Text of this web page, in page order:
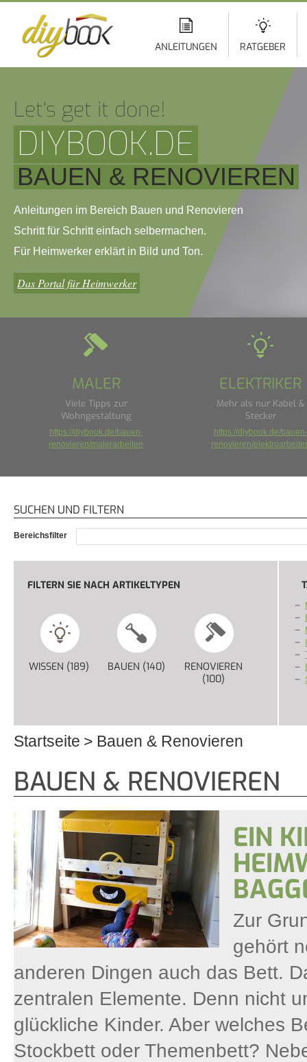
ANLEITUNGEN RATGEBER
Let‘s get it done!
DIYBOOK.DE
BAUEN & RENOVIEREN
Anleitungen im Bereich Bauen und Renovieren
Schritt für Schritt einfach selbermachen.
Für Heimwerker erklärt in Bild und Ton.
Das Portal für Heimwerker
MALER
Viele Tipps zur
Wohngestaltung
https://diybook.de/bauen-
renovieren/malerarbeiten
ELEKTRIKER
Mehr als nur Kabel &
Stecker
https://diybook.de/bauen-
renovieren/
SUCHEN UND FILTERN
Bereichsfilter
FILTERN SIE NACH ARTIKELTYPEN
WISSEN (189) APPLY WISSEN FILTER
BAUEN (140) APPLY BAUEN FILTER
RENOVIEREN
(100) APPLY
Startseite Bauen & Renovieren
BAUEN & RENOVIEREN
EIN
Zur
gehört
anderen Dingen auch das Bett.
zentralen Elemente. Denn nicht
glückliche Kinder. Aber welches
Stockbett oder Themenbett?